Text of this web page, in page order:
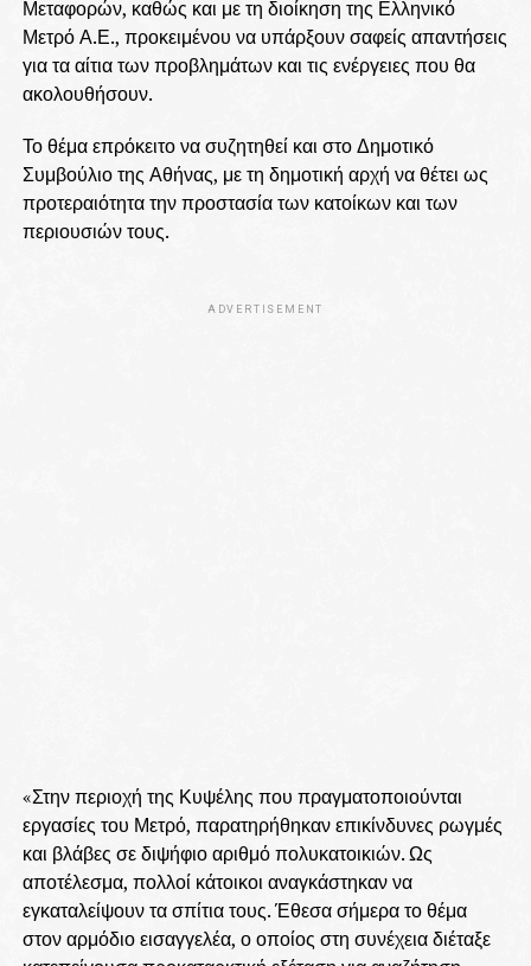
Μεταφορών, καθώς και με τη διοίκηση της Ελληνικό
Μετρό Α.Ε., προκειμένου να υπάρξουν σαφείς απαντήσεις
για τα αίτια των προβλημάτων και τις ενέργειες που θα
ακολουθήσουν.
Το θέμα επρόκειτο να συζητηθεί και στο Δημοτικό
Συμβούλιο της Αθήνας, με τη δημοτική αρχή να θέτει ως
προτεραιότητα την προστασία των κατοίκων και των
περιουσιών τους.
ADVERTISEMENT
«Στην περιοχή της Κυψέλης που πραγματοποιούνται
εργασίες του Μετρό, παρατηρήθηκαν επικίνδυνες ρωγμές
και βλάβες σε διψήφιο αριθμό πολυκατοικιών. Ως
αποτέλεσμα, πολλοί κάτοικοι αναγκάστηκαν να
εγκαταλείψουν τα σπίτια τους. Έθεσα σήμερα το θέμα
στον αρμόδιο εισαγγελέα, ο οποίος στη συνέχεια διέταξε